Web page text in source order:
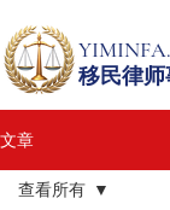
移民律
文章
查看所有